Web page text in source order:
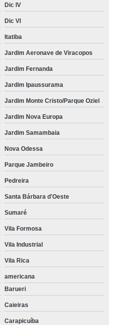
Dic IV
Dic VI
Itatiba
Jardim Aeronave de Viracopos
Jardim Fernanda
Jardim Ipaussurama
Jardim Monte Cristo/Parque Oziel
Jardim Nova Europa
Jardim Samambaia
Nova Odessa
Parque Jambeiro
Pedreira
Santa Bárbara d'Oeste
Sumaré
Vila Formosa
Vila Industrial
Vila Rica
americana
Barueri
Caieiras
Carapicuíba